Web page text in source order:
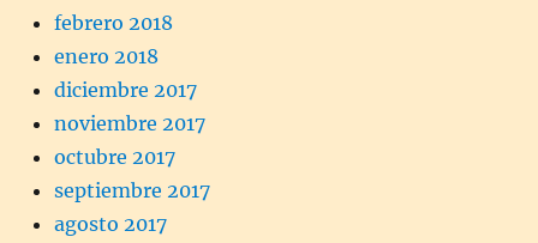
febrero 2018
enero 2018
diciembre 2017
noviembre 2017
octubre 2017
septiembre 2017
agosto 2017